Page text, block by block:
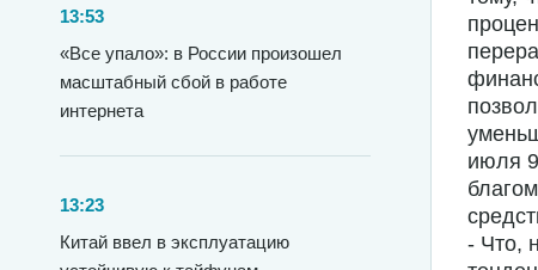
13:53
«Все упало»: в России произошел
масштабный сбой в работе
интернета
13:23
Китай ввел в эксплуатацию
июля
- Что,